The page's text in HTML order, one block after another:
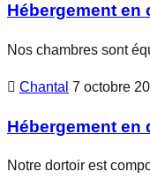
Hébergement en
Nos chambres sont
Chantal 7 octobre
Hébergement en
Notre dortoir est